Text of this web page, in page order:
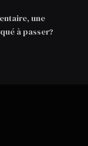
une
à passer?